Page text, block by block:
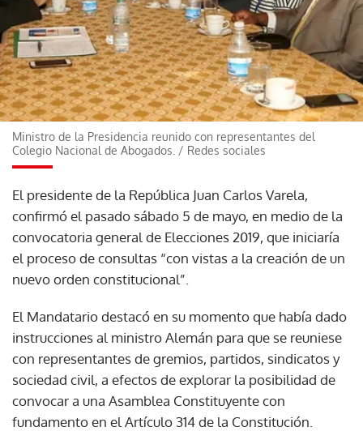
Ministro de la Presidencia reunido con representantes del
Colegio Nacional de Abogados. / Redes sociales
El presidente de la República Juan Carlos Varela,
confirmó el pasado sábado 5 de mayo, en medio de la
convocatoria general de Elecciones 2019, que iniciaría
el proceso de consultas “con vistas a la creación de un
nuevo orden constitucional”.
El Mandatario destacó en su momento que había dado
instrucciones al ministro Alemán para que se reuniese
con representantes de gremios, partidos, sindicatos y
sociedad civil, a efectos de explorar la posibilidad de
convocar a una Asamblea Constituyente con
fundamento en el Artículo 314 de la Constitución.